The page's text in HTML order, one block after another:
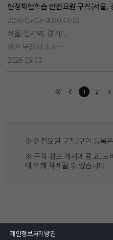
현장체험학습 안전요원 구직(서울,
2026-05-03~2026-11-03
서울/전지역, 경기/...
경기 부천시 소사구
2026-05-03
1 2 3
※ 안전요원 구직/구인 등록
※ 구직 정보 게시에 광고, 도
에 의해 삭제될 수 있습니다.
개인정보처리방침